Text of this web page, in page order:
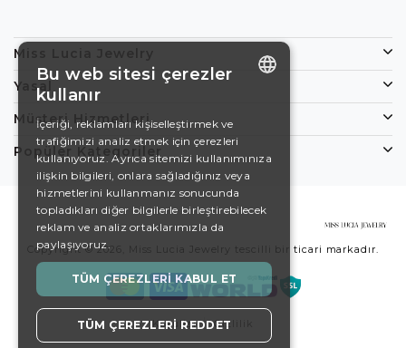
Miss Lucia Jewelry
Yasal
Müşteri Hizmetleri
Popüler Kategoriler
Copyright © 2026, Miss Lucia Jewelry tescilli bir ticari markadır.
Koşullar Gizlilik
DE
EN
SWEDISH
TURKISH
Bu web sitesi çerezler
kullanır
İçeriği, reklamları kişiselleştirmek ve
trafiğimizi analiz etmek için çerezleri
kullanıyoruz. Ayrıca sitemizi kullanımınıza
ilişkin bilgileri, onlara sağladığınız veya
hizmetlerini kullanmanız sonucunda
topladıkları diğer bilgilerle birleştirebilecek
reklam ve analiz ortaklarımızla da
paylaşıyoruz.
TÜM ÇEREZLERI KABUL ET
TÜM ÇEREZLERI REDDET